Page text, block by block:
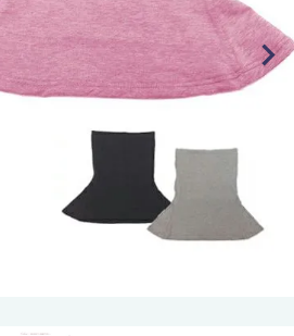
商品を探す
折り畳み日傘